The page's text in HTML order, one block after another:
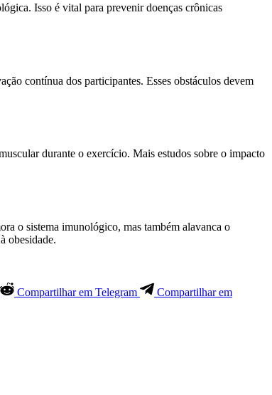
Isso é vital para prevenir doenças crônicas
contínua dos participantes. Esses obstáculos devem
durante o exercício. Mais estudos sobre o impacto
o sistema imunológico, mas também alavanca o
obesidade.
Compartilhar em Telegram
Compartilhar em